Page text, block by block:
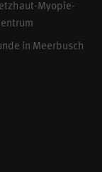
Myopie-
in Meerbusch